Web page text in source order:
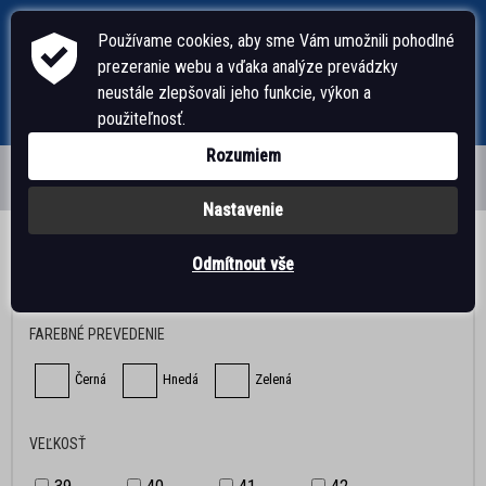
ÚVODNÁ STRÁNKA
DOMÁCA OBUV
FAREBNÉ PREVEDENIE
Černá Hnedá Zelená
VEĽKOSŤ
Používame cookies, aby sme Vám umožnili pohodlné
prezeranie webu a vďaka analýze prevádzky
neustále zlepšovali jeho funkcie, výkon a
použiteľnosť.
Rozumiem
Nastavenie
Odmítnout vše